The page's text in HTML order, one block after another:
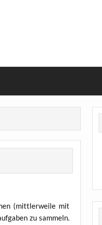
(mitt­ler­wei­le mit
zu sam­meln.